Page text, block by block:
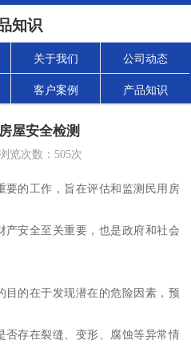
知识
关于我们 公司动态
客户案例 产品知识
屋安全检测
览次数： 505次
要的工作，旨在评估和监测民用房
产安全至关重要，也是政府和社会
目的在于发现潜在的危险因素，预
否存在裂缝、变形、腐蚀等异常情